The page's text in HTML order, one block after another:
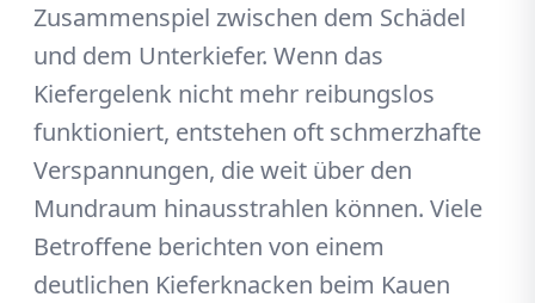
Zusammenspiel zwischen dem Schädel
und dem Unterkiefer. Wenn das
Kiefergelenk nicht mehr reibungslos
funktioniert, entstehen oft schmerzhafte
Verspannungen, die weit über den
Mundraum hinausstrahlen können. Viele
Betroffene berichten von einem
deutlichen Kieferknacken beim Kauen